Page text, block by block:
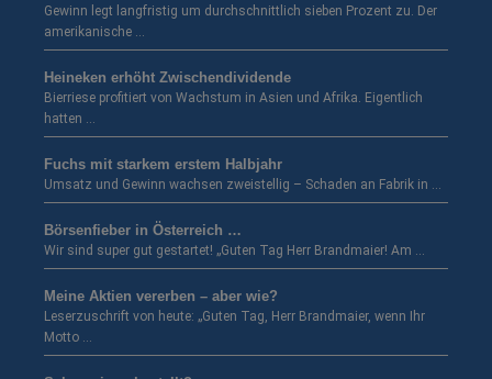
Gewinn legt langfristig um durchschnittlich sieben Prozent zu. Der
amerikanische …
Heineken erhöht Zwischendividende
Bierriese profitiert von Wachstum in Asien und Afrika. Eigentlich
hatten …
Fuchs mit starkem erstem Halbjahr
Umsatz und Gewinn wachsen zweistellig – Schaden an Fabrik in …
Börsenfieber in Österreich …
Wir sind super gut gestartet! „Guten Tag Herr Brandmaier! Am …
Meine Aktien vererben – aber wie?
Leserzuschrift von heute: „Guten Tag, Herr Brandmaier, wenn Ihr
Motto …